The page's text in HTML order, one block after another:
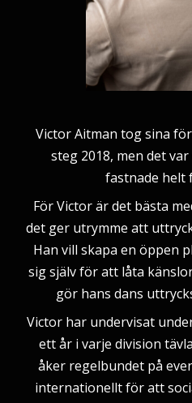
Victor Aitman tog sina
steg 2018, men det
fastnade helt
För Victor är det bästa
det ger utrymme att
Han vill skapa en öppen
sig själv för att låta
gör hans dans
Victor har undervisat
ett år i varje division
åker regelbundet på
internationellt för att